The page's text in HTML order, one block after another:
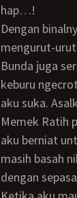
hap…!
Dengan binalnya juga Ratih menyelomoti kontolku, sementara tangannya pun aktif
mengurut-
Bunda juga sering mengoral kontolku. Tapi aku tidak begitu suka dioral, karena takut
keburu
aku suka.
Memek Ratih pun bersih, tidak menimbulkan aroma yang kurang sedap. Karena itu
aku berniat
masih basah
dengan